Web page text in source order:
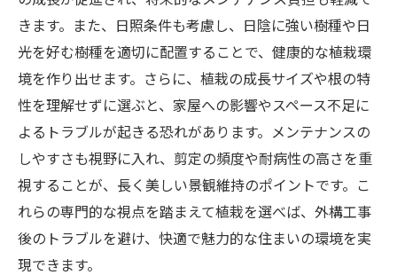
きます。また、日照条件も考慮し、日陰に強い樹種や日
光を好む樹種を適切に配置することで、健康的な植栽環
境を作り出せます。さらに、植栽の成長サイズや根の特
性を理解せずに選ぶと、家屋への影響やスペース不足に
よるトラブルが起きる恐れがあります。メンテナンスの
しやすさも視野に入れ、剪定の頻度や耐病性の高さを重
視することが、長く美しい景観維持のポイントです。こ
れらの専門的な視点を踏まえて植栽を選べば、外構工事
後のトラブルを避け、快適で魅力的な住まいの環境を実
現できます。